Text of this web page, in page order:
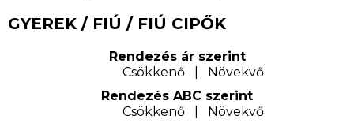
GYEREK / FIÚ / FIÚ CIPŐK
Rendezés ár szerint
Csökkenő
Növekvő
Rendezés ABC szerint
Csökkenő
Növekvő